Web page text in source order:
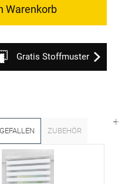
Warenkorb
Gratis Stoffmuster
ZUBEHÖR